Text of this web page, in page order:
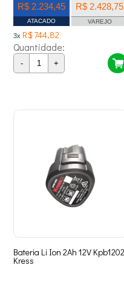
R$ 2.234,45
ATACADO
R$ 2.428,75
VAREJO
3x R$ 744,82
Quantidade:
- +
Bateria Li Ion 2Ah 12V Kpb1202
Kress